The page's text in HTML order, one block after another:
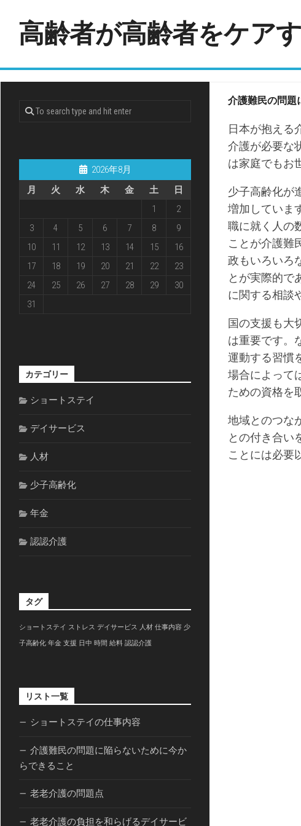
content高齢者が高齢者をケア
介護難民の問題
日本が抱える
介護が必要な
は家庭でもお
少子高齢化が
増加していま
職に就く人の
ことが介護難
政もいろいろ
とが実際的で
に関する相談
国の支援も大
は重要です。
運動する習慣
場合によって
ための資格を
地域とのつな
との付き合い
ことには必要
2026年8月
月
火 水 木 金 土
日
1
2
3
4 5 6 7 8
9
10
11 12 13 14 15
16
17
18 19 20 21 22
23
24
25 26 27 28 29
30
31
カテゴリー
ショートステイ
デイサービス
人材
少子高齢化
年金
認認介護
タグ
ショートステイ ストレス デイサービス 人材 仕事内容 少
子高齢化 年金 支援 日中 時間 給料 認認介護
リスト一覧
ショートステイの仕事内容
介護難民の問題に陥らないために今か
らできること
老老介護の問題点
老老介護の負担を和らげるデイサービ